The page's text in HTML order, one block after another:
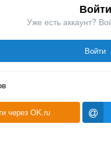
Войти
Уже есть аккаунт?
Войти
через OK.ru